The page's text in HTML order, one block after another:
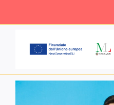
Richiedi informazioni